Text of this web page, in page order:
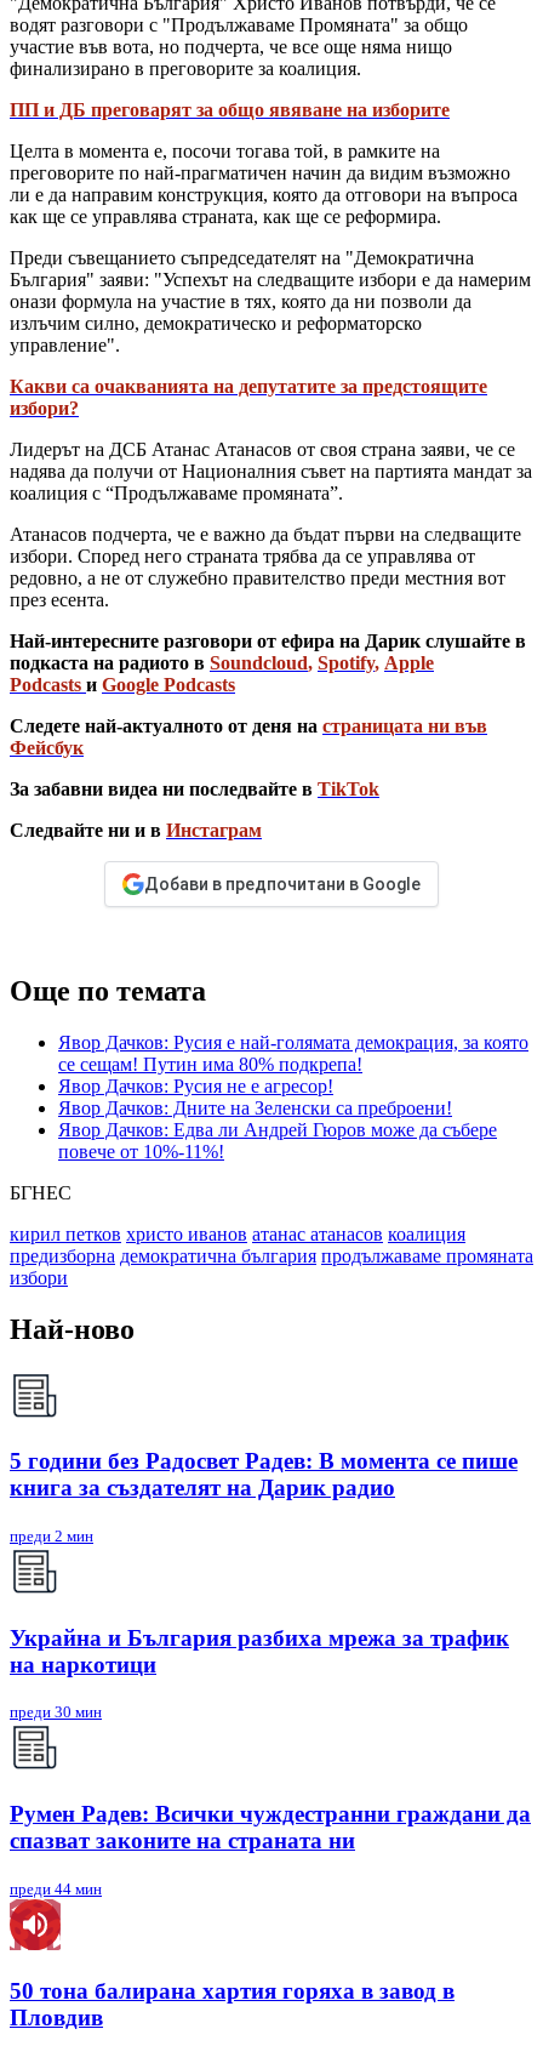
водят разговори с "Продължаваме Промяната" за общо
участие във вота, но подчерта, че все още няма нищо
финализирано в преговорите за коалиция.
ПП и ДБ преговарят за общо явяване на изборите
Целта в момента е, посочи тогава той, в рамките на
преговорите по най-прагматичен начин да видим възможно
ли е да направим конструкция, която да отговори на въпроса
как ще се управлява страната, как ще се реформира.
Преди съвещанието съпредседателят на "Демократична
България" заяви: "Успехът на следващите избори е да намерим
онази формула на участие в тях, която да ни позволи да
излъчим силно, демократическо и реформаторско
управление".
Какви са очакванията на депутатите за предстоящите
избори?
Лидерът на ДСБ Атанас Атанасов от своя страна заяви, че се
надява да получи от Националния съвет на партията мандат за
коалиция с “Продължаваме промяната”.
Атанасов подчерта, че е важно да бъдат първи на следващите
избори. Според него страната трябва да се управлява от
редовно, а не от служебно правителство преди местния вот
през есента.
Най-интересните разговори от ефира на Дарик слушайте в
подкаста на радиото в Soundcloud, Spotify, Apple
Podcasts и Google Podcasts
Следете най-актуалното от деня на страницата ни във
Фейсбук
За забавни видеа ни последвайте в TikTok
Следвайте ни и в Инстаграм
Добави в предпочитани в Google
Още по темата
Явор Дачков: Русия е най-голямата демокрация, за която
се сещам! Путин има 80% подкрепа!
Явор Дачков: Русия не е агресор!
Явор Дачков: Дните на Зеленски са преброени!
Явор Дачков: Едва ли Андрей Гюров може да събере
повече от 10%-11%!
БГНЕС
кирил петков христо иванов атанас атанасов коалиция
предизборна демократична българия продължаваме промяната
избори
Най-ново
5 години без Радосвет Радев: В момента се пише
книга за създателят на Дарик радио
преди 2 мин
Украйна и България разбиха мрежа за трафик
на наркотици
преди 30 мин
Румен Радев: Всички чуждестранни граждани да
спазват законите на страната ни
преди 44 мин
50 тона балирана хартия горяха в завод в
Пловдив